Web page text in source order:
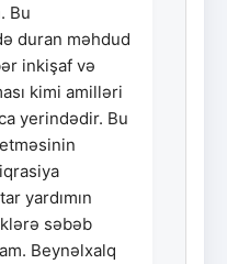
Bu
duran məhdud
inkişaf və
kimi amilləri
yerindədir. Bu
yardımın
səbəb
Beynəlxalq